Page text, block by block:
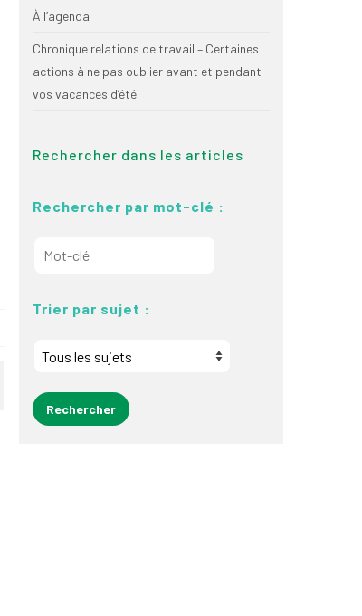
À l’agenda
Chronique relations de travail – Certaines
actions à ne pas oublier avant et pendant
vos vacances d’été
Rechercher dans les articles
Rechercher par mot-clé :
Trier par sujet :